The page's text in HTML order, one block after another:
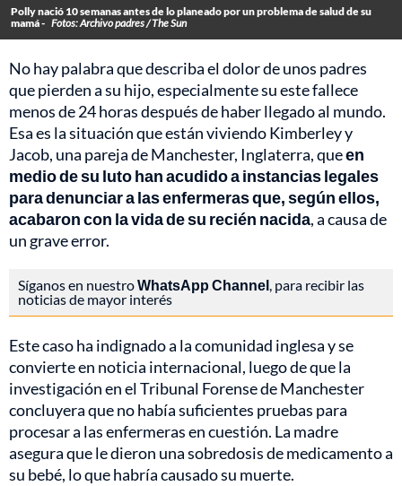
Polly nació 10 semanas antes de lo planeado por un problema de salud de su
mamá - Fotos: Archivo padres / The Sun
No hay palabra que describa el dolor de unos padres
que pierden a su hijo, especialmente su este fallece
menos de 24 horas después de haber llegado al mundo.
Esa es la situación que están viviendo Kimberley y
Jacob, una pareja de Manchester, Inglaterra, queen
medio de su luto han acudido a instancias legales
para denunciar a las enfermeras que, según ellos,
acabaron con la vida de su recién nacida, a causa de
un grave error.
Síganos en nuestroWhatsApp Channel, para recibir las
noticias de mayor interés
Este caso ha indignado a la comunidad inglesa y se
convierte en noticia internacional, luego de que la
investigación en el Tribunal Forense de Manchester
concluyera que no había suficientes pruebas para
procesar a las enfermeras en cuestión. La madre
asegura que le dieron una sobredosis de medicamento a
su bebé, lo que habría causado su muerte.